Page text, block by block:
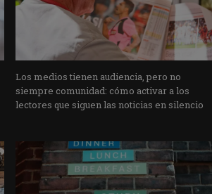
Los medios tienen audiencia, pero no
siempre comunidad: cómo activar a los
lectores que siguen las noticias en silencio